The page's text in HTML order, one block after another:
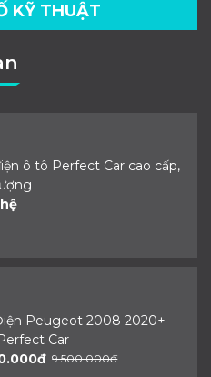
KỸ THUẬT
ô tô Perfect Car cao cấp,
Peugeot 2008 2020+
Car
9.500.000đ